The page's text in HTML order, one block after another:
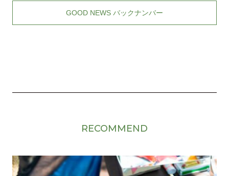
GOOD NEWS バックナンバー
RECOMMEND